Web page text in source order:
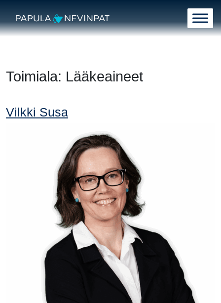
Päävalikko
Toimiala: Lääkeaineet
Vilkki Susa